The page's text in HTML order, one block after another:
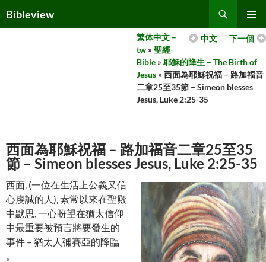
toBibleview
MENU
下一個
中文
繁体中文 –
tw » 聖經-
Bible » 耶穌的降生 – The Birth of
Jesus » 西面為耶穌祝福 – 路加福音
二章25至35節 – Simeon blesses
Jesus, Luke 2:25-35
西面為耶穌祝福 – 路加福音二章25至35
節 – Simeon blesses Jesus, Luke 2:25-35
西面, (一位在生活上公義又信
心虔誠的人), 素常以來在聖殿
中默思, 一心盼望在猶太信仰
中最重要被預言將要發生的
事件 – 猶太人彌賽亞的降臨
。